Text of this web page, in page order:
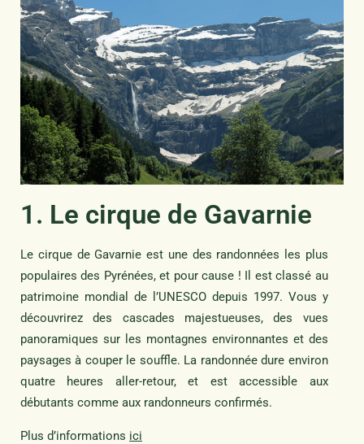
1. Le cirque de Gavarnie
Le cirque de Gavarnie est une des randonnées les plus
populaires des Pyrénées, et pour cause ! Il est classé au
patrimoine mondial de l’UNESCO depuis 1997. Vous y
découvrirez des cascades majestueuses, des vues
panoramiques sur les montagnes environnantes et des
paysages à couper le souffle. La randonnée dure environ
quatre heures aller-retour, et est accessible aux
débutants comme aux randonneurs confirmés.
Plus d’informations ici